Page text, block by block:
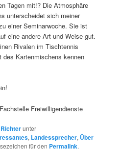
Tagen mit!? Die Atmosphäre
unterscheidet sich meiner
einer Seminarwoche. Sie ist
eine andere Art und Weise gut.
Rivalen im Tischtennis
des Kartenmischens kennen
Freiwilligendienste
unter
, Landessprecher, Über
für den Permalink.